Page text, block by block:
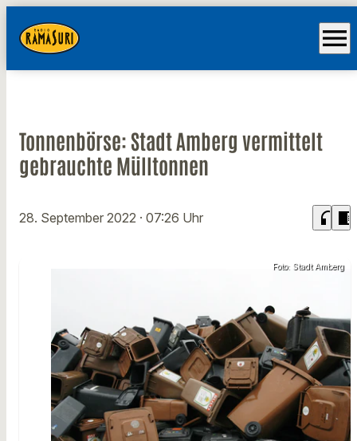
menu
Tonnenbörse: Stadt Amberg vermittelt
gebrauchte Mülltonnen
28. September 2022 · 07:26 Uhr headphones chrome_reader_mode
Foto: Stadt Amberg